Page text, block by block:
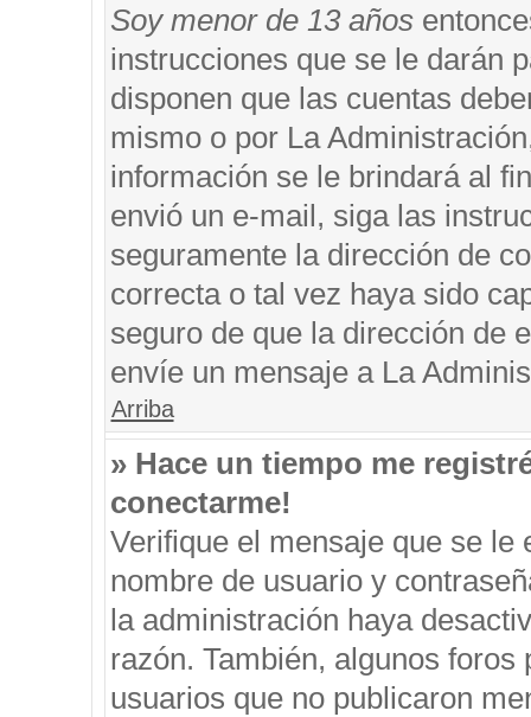
Soy menor de 13 años
instrucciones que se le darán
disponen que las cuentas
mismo o por La
información se le brindará al
envió un e-mail, siga las
seguramente la dirección de
correcta o tal vez haya sido
seguro de que la dirección de
envíe un mensaje a La
Arriba
» Hace un tiempo me
conectarme!
Verifique el mensaje que se
nombre de usuario y
la administración haya
razón. También, algunos
usuarios que no publicaron